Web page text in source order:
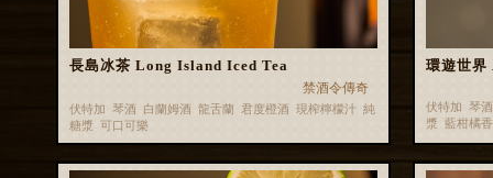
長島冰茶 Long Island Iced Tea
禁酒令傳奇
伏特加 琴酒 白蘭姆酒 龍舌蘭 君度橙酒 現榨檸檬汁 純
糖漿 可口可樂
環遊世
伏特加 琴
漿 藍柑橘